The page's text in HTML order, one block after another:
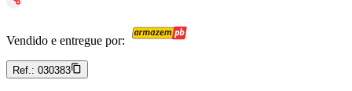
Vendido e entregue por:
Ref.: 030383